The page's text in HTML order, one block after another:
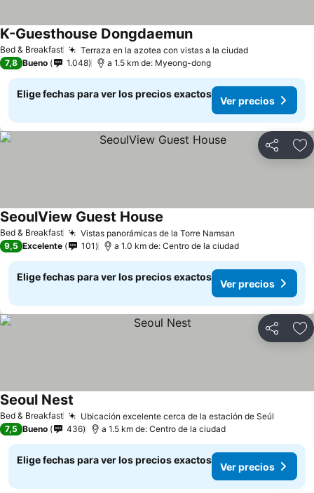
Bed & Breakfast Terraza en la azotea con vistas a la ciudadVer precios
K-Guesthouse DongdaemunVer precios
7,8 Bueno 1.048 a 1.5 km de: Myeong-dong
Elige fechas para ver los precios exactos
Ver precios
Compartir
Bed & Breakfast Vistas panorámicas de la Torre Namsan
SeoulView Guest House
9,5 Excelente 101 a 1.0 km de: Centro de la ciudad
Elige fechas para ver los precios exactos
Ver precios
Compartir
Bed & Breakfast Ubicación excelente cerca de la estación de Seúl
Seoul Nest
7,5 Bueno 436 a 1.5 km de: Centro de la ciudad
Elige fechas para ver los precios exactos
Ver precios